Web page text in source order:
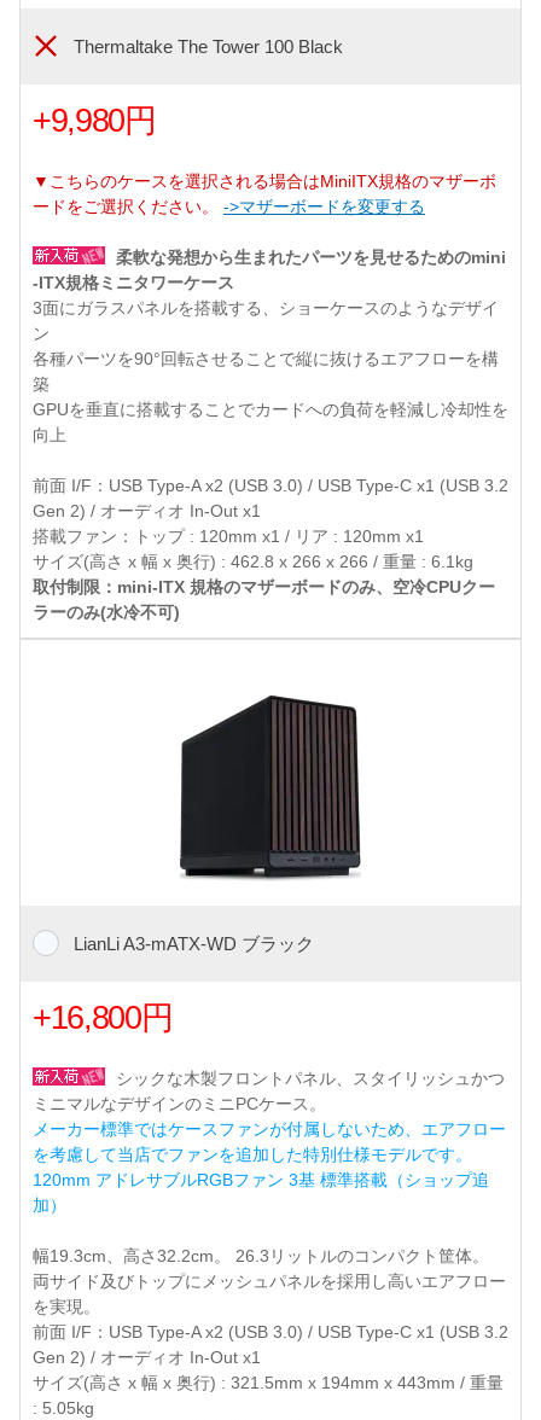
Thermaltake The Tower 100 Black
+9,980円
▼こちらのケースを選択される場合はMiniITX規格のマザーボ
ードをご選択ください。 ->マザーボードを変更する
柔軟な発想から生まれたパーツを見せるためのmini
-ITX規格ミニタワーケース
3面にガラスパネルを搭載する、ショーケースのようなデザイ
ン
各種パーツを90°回転させることで縦に抜けるエアフローを構
築
GPUを垂直に搭載することでカードへの負荷を軽減し冷却性を
向上
前面 I/F：USB Type-A x2 (USB 3.0) / USB Type-C x1 (USB 3.2
Gen 2) / オーディオ In-Out x1
搭載ファン：トップ : 120mm x1 / リア : 120mm x1
サイズ(高さ x 幅 x 奥行) : 462.8 x 266 x 266 / 重量 : 6.1kg
取付制限：mini-ITX 規格のマザーボードのみ、空冷CPUクー
ラーのみ(水冷不可)
LianLi A3-mATX-WD ブラック
+16,800円
シックな木製フロントパネル、スタイリッシュかつ
ミニマルなデザインのミニPCケース。
メーカー標準ではケースファンが付属しないため、エアフロー
を考慮して当店でファンを追加した特別仕様モデルです。
120mm アドレサブルRGBファン 3基 標準搭載（ショップ追
加）
幅19.3cm、高さ32.2cm。 26.3リットルのコンパクト筐体。
両サイド及びトップにメッシュパネルを採用し高いエアフロー
を実現。
前面 I/F：USB Type-A x2 (USB 3.0) / USB Type-C x1 (USB 3.2
Gen 2) / オーディオ In-Out x1
サイズ(高さ x 幅 x 奥行) : 321.5mm x 194mm x 443mm / 重量
: 5.05kg